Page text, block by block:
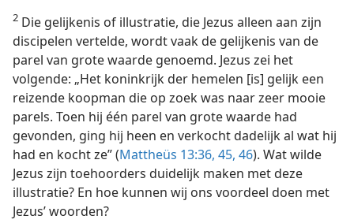
2 Die gelijkenis of illustratie, die Jezus alleen aan zijn
discipelen vertelde, wordt vaak de gelijkenis van de
parel van grote waarde genoemd. Jezus zei het
volgende: „Het koninkrijk der hemelen [is] gelijk een
reizende koopman die op zoek was naar zeer mooie
parels. Toen hij één parel van grote waarde had
gevonden, ging hij heen en verkocht dadelijk al wat hij
had en kocht ze” (Mattheüs 13:36, 45, 46). Wat wilde
Jezus zijn toehoorders duidelijk maken met deze
illustratie? En hoe kunnen wij ons voordeel doen met
Jezus’ woorden?